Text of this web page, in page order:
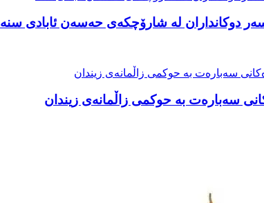
دوکانداران لە شارۆچکەی حەسەن ئابادی سنە
سەبارەت بە حوکمی زاڵمانەی زیندان